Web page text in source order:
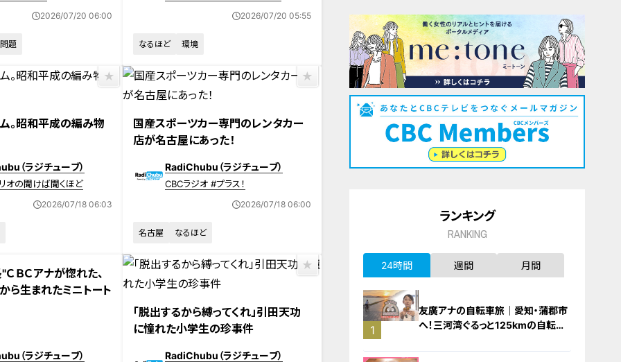
2026/07/20 06:00
題
2026/07/20 05:55
なるほど 環境
。昭和平成の編み物
（ラジチューブ）
オの聞けば聞くほど
2026/07/18 06:03
国産スポーツカー専門のレンタカー
店が名古屋にあった！
RadiChubu（ラジチューブ）
CBCラジオ #プラス！
2026/07/18 06:00
名古屋 なるほど
ＢＣアナが惚れた、
ら生まれたミニトート
（ラジチューブ）
「脱出するから縛ってくれ」引田天功
に憧れた小学生の珍事件
RadiChubu（ラジチューブ）
ランキング
RANKING
24時間 週間 月間
1
友廣アナの自転車旅｜愛知・蒲郡市
へ！三河湾ぐるっと125kmの自転車